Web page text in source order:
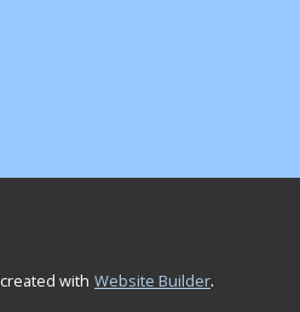
created with Website Builder.